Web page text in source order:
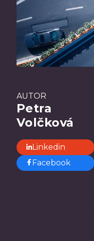
AUTOR
Petra
Volčková
Linkedin
Facebook